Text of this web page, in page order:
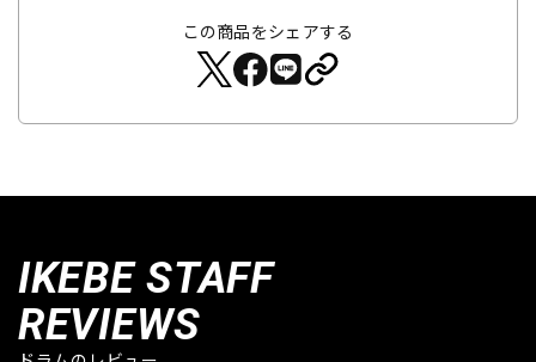
この商品をシェアする
IKEBE STAFF
REVIEWS